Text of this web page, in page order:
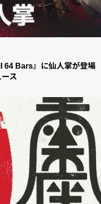
64 Bars』に仙人掌が登
ス